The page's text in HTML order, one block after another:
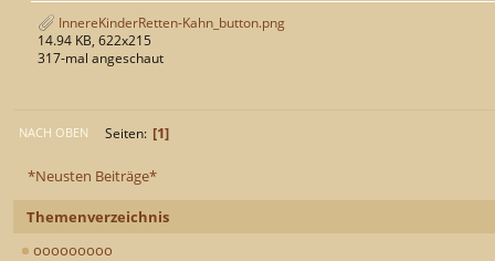
*Neusten Beiträge*
Themenverzeichnis
ooooooooo
InnereKinderRetten-Kahn_button.png
14.94 KB, 622x215
317-mal angeschaut
NACH OBEN Seiten 1